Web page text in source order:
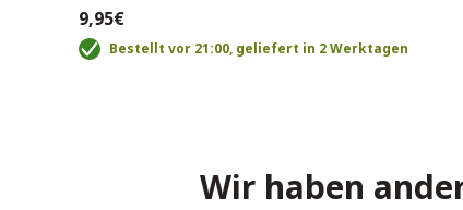
9,95€
Bestellt vor 21:00, geliefert in 2 Werktagen
Wir haben